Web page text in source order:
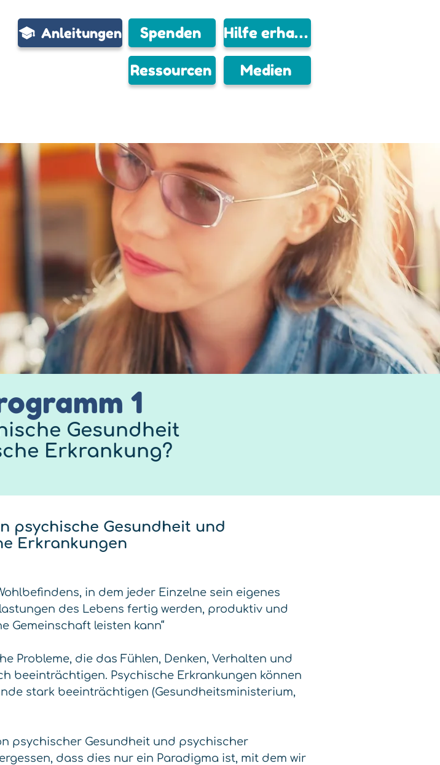
Anleitungen Spenden Hilfe erhalten
Ressourcen Medien
1
Gesundheit
Erkrankung?
psychische Gesundheit und
Erkrankungen
in dem jeder Einzelne sein eigenes
des Lebens fertig werden, produktiv und
Gemeinschaft leisten kann“
Probleme, die das Fühlen, Denken, Verhalten und
beeinträchtigen. Psychische Erkrankungen können
stark beeinträchtigen (Gesundheitsministerium,
psychischer Gesundheit und psychischer
dass dies nur ein Paradigma ist, mit dem wir